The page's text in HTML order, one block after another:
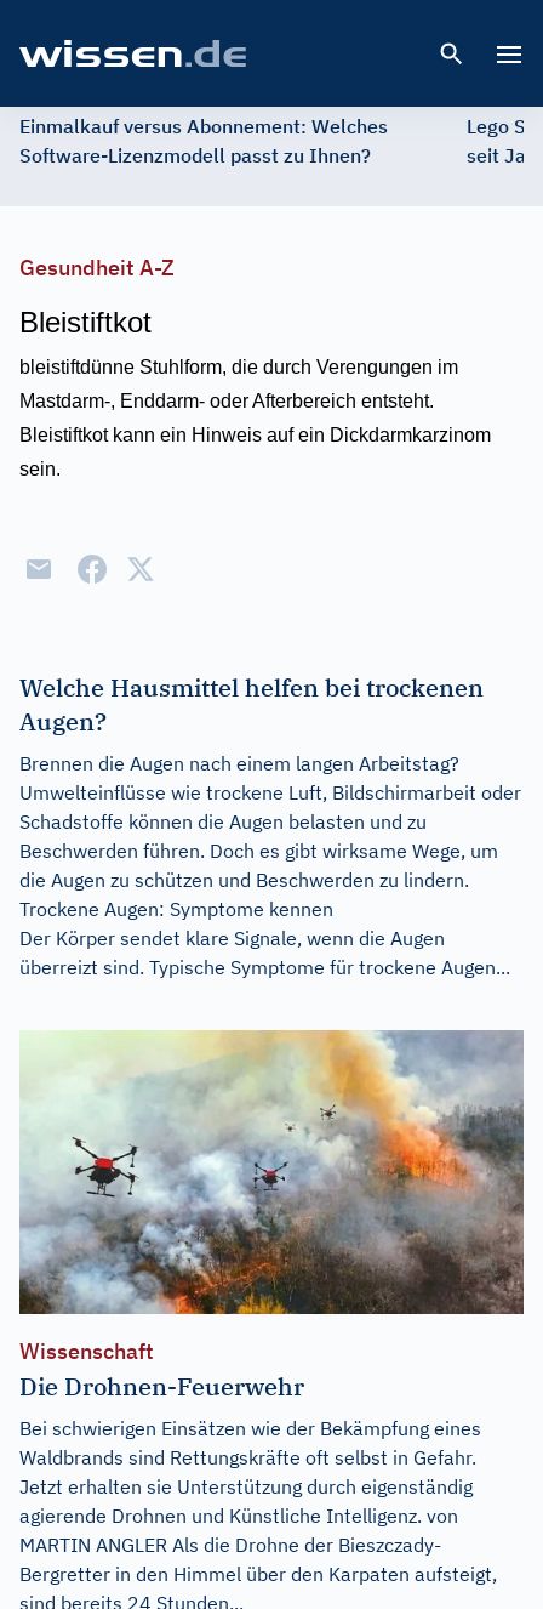
Einmalkauf versus Abonnement: Welches
Software-Lizenzmodell passt zu Ihnen?
Lego
seit
Gesundheit A-Z
Bleistiftkot
bleistiftdünne Stuhlform, die durch Verengungen im
Mastdarm-, Enddarm- oder Afterbereich entsteht.
Bleistiftkot kann ein Hinweis auf ein Dickdarmkarzinom
sein.
Welche Hausmittel helfen bei trockenen
Augen?
Brennen die Augen nach einem langen Arbeitstag?
Umwelteinflüsse wie trockene Luft, Bildschirmarbeit oder
Schadstoffe können die Augen belasten und zu
Beschwerden führen. Doch es gibt wirksame Wege, um
die Augen zu schützen und Beschwerden zu lindern.
Trockene Augen: Symptome kennen
Der Körper sendet klare Signale, wenn die Augen
überreizt sind. Typische Symptome für trockene Augen...
Wissenschaft
Die Drohnen-Feuerwehr
Bei schwierigen Einsätzen wie der Bekämpfung eines
Waldbrands sind Rettungskräfte oft selbst in Gefahr.
Jetzt erhalten sie Unterstützung durch eigenständig
agierende Drohnen und Künstliche Intelligenz. von
MARTIN ANGLER Als die Drohne der Bieszczady-
Bergretter in den Himmel über den Karpaten aufsteigt,
sind bereits 24 Stunden...